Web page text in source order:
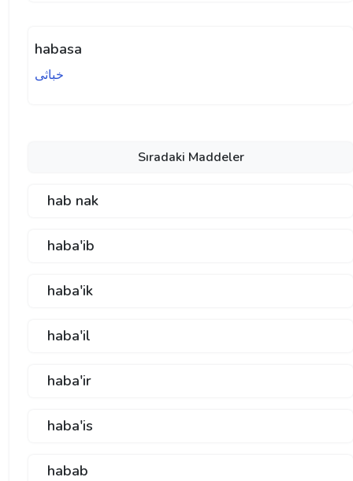
habasa
خباثی
Sıradaki Maddeler
hab nak
haba'ib
haba'ik
haba'il
haba'ir
haba'is
habab